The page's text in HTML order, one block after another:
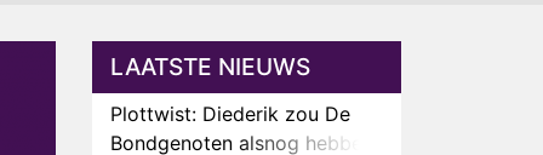
LAATSTE NIEUWS
Plottwist: Diederik zou De
Bondgenoten alsnog hebben